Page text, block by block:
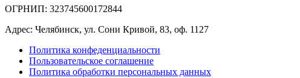
ОГРНИП: 323745600172844
Адрес: Челябинск, ул. Сони Кривой, 83, оф. 1127
Политика конфеденциальности
Пользовательское соглашение
Политика обработки персональных данных